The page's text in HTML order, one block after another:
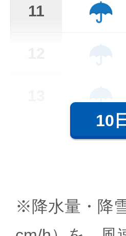
11
10
※降水量・降